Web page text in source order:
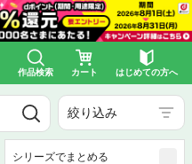
作品検索 カート はじめての方へ
絞り込み
シリーズでまとめる